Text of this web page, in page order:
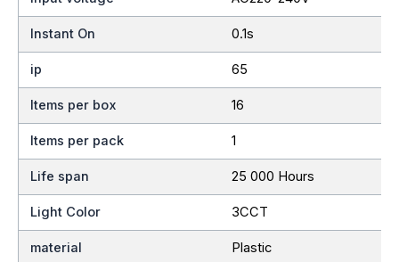
Instant On 0.1s
ip 65
Items per box 16
Items per pack 1
Life span 25 000 Hours
Light Color 3CCT
material Plastic